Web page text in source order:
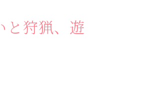
と狩猟、遊